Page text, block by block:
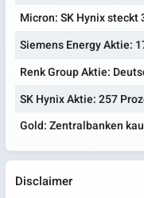
Micron: SK Hynix
Siemens Energy Aktie:
Renk Group Aktie:
SK Hynix Aktie: 257
Gold: Zentralbanken
Disclaimer